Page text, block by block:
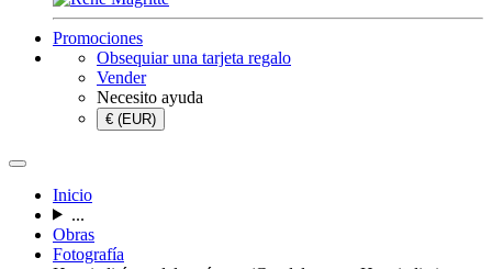
Promociones
Obsequiar una tarjeta regalo
Vender
Necesito ayuda
€ (EUR)
Inicio
...
Obras
Fotografía